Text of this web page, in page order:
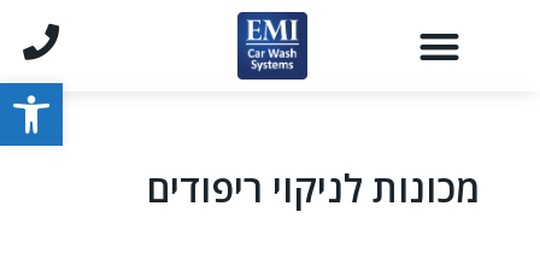
פתח
מכונות לניקוי ריפודים